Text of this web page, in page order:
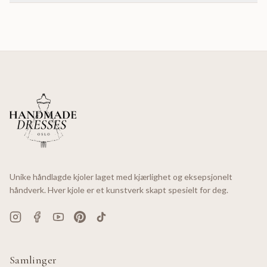
Unike håndlagde kjoler laget med kjærlighet og eksepsjonelt
håndverk. Hver kjole er et kunstverk skapt spesielt for deg.
Samlinger